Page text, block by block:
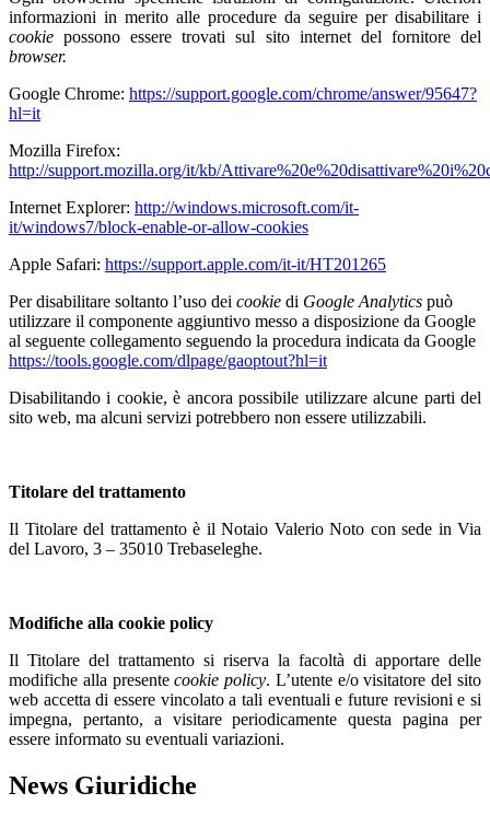
informazioni in merito alle procedure da seguire per disabilitare i
cookiepossono essere trovati sul sito internet del fornitore del
browser.
Google Chrome: https://support.google.com/chrome/answer/95647?
hl=it
Mozilla Firefox:
http://support.mozilla.org/it/kb/
Internet Explorer: http://windows.microsoft.com/it-
it/windows7/block-enable-or-allow-cookies
Apple Safari: https://support.apple.com/it-it/HT201265
Per disabilitare soltanto l’uso dei cookie di Google Analytics può
utilizzare il componente aggiuntivo messo a disposizione da Google
al seguente collegamento seguendo la procedura indicata da Google
https://tools.google.com/dlpage/gaoptout?hl=it
Disabilitando i cookie, è ancora possibile utilizzare alcune parti del
sito web, ma alcuni servizi potrebbero non essere utilizzabili.
Titolare del trattamento
Il Titolare del trattamento è il Notaio Valerio Noto con sede in Via
del Lavoro, 3 – 35010 Trebaseleghe.
Modifiche alla cookie policy
Il Titolare del trattamento si riserva la facoltà di apportare delle
modifiche alla presentecookie policy. L’utente e/o visitatore del sito
web accetta di essere vincolato a tali eventuali e future revisioni e si
impegna, pertanto, a visitare periodicamente questa pagina per
essere informato su eventuali variazioni.
News Giuridiche